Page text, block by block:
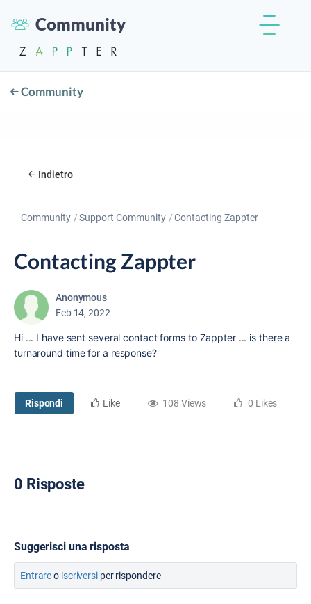
Community
Community
Indietro
Community Support Community Contacting Zappter
Contacting Zappter
Anonymous
Feb 14, 2022
Hi ... I have sent several contact forms to Zappter ... is there a
turnaround time for a response?
Rispondi Like 108 Views 0 Likes
0 Risposte
Suggerisci una risposta
Entrareo iscriversiper rispondere